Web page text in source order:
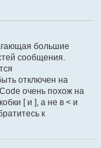
большие
сообщения.
отключен на
очень похож на
[ и ], а не в < и
к